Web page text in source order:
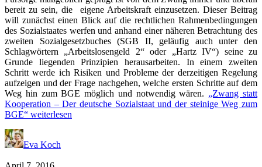
bereit zu sein, die eigene Arbeitskraft einzusetzen. Dieser Beitrag
will zunächst einen Blick auf die rechtlichen Rahmenbedingungen
des Sozialstaates werfen und anhand einer näheren Betrachtung des
zweiten Sozialgesetzbuches (SGB II, geläufig auch unter den
Schlagwörtern „Arbeitslosengeld 2“ oder „Hartz IV“) seine zu
Grunde liegenden Prinzipien herausarbeiten. In einem zweiten
Schritt werde ich Risiken und Probleme der derzeitigen Regelung
aufzeigen und der Frage nachgehen, welche ersten Schritte auf dem
Weg hin zum BGE möglich und notwendig wären. „Zwang statt
Kooperation – Der deutsche Sozialstaat und der steinige Weg zum
BGE“ weiterlesen
Eva Koch